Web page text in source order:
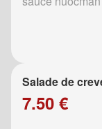
Salade de
7.50 €